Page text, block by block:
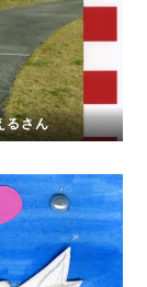
るさん